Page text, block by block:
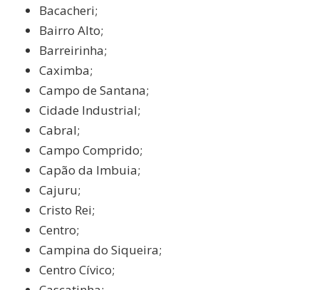
Bacacheri;
Bairro Alto;
Barreirinha;
Caximba;
Campo de Santana;
Cidade Industrial;
Cabral;
Campo Comprido;
Capão da Imbuia;
Cajuru;
Cristo Rei;
Centro;
Campina do Siqueira;
Centro Cívico;